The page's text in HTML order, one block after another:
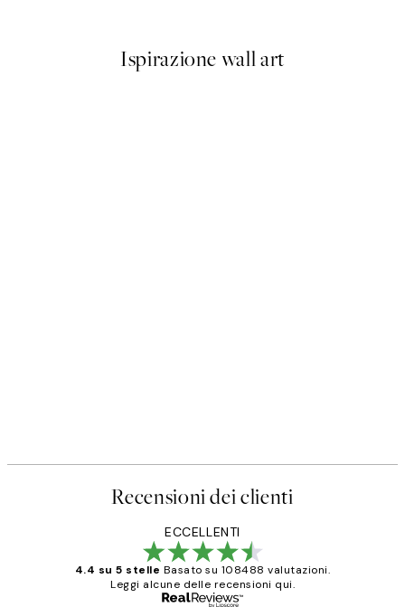
Ispirazione wall art
Recensioni dei clienti
ECCELLENTI
4.4 su 5 stelle Basato su 108488 valutazioni.
Leggi alcune delle recensioni qui.